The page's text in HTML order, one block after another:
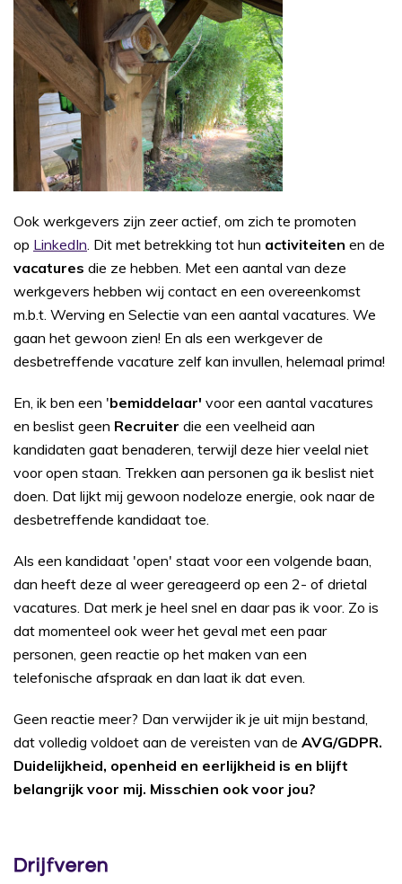
Ook werkgevers zijn zeer actief, om zich te promoten
op LinkedIn. Dit met betrekking tot hun activiteiten en de
vacatures die ze hebben. Met een aantal van deze
werkgevers hebben wij contact en een overeenkomst
m.b.t. Werving en Selectie van een aantal vacatures. We
gaan het gewoon zien! En als een werkgever de
desbetreffende vacature zelf kan invullen, helemaal prima!
En, ik ben een 'bemiddelaar' voor een aantal vacatures
en beslist geen Recruiter die een veelheid aan
kandidaten gaat benaderen, terwijl deze hier veelal niet
voor open staan. Trekken aan personen ga ik beslist niet
doen. Dat lijkt mij gewoon nodeloze energie, ook naar de
desbetreffende kandidaat toe.
Als een kandidaat 'open' staat voor een volgende baan,
dan heeft deze al weer gereageerd op een 2- of drietal
vacatures. Dat merk je heel snel en daar pas ik voor. Zo is
dat momenteel ook weer het geval met een paar
personen, geen reactie op het maken van een
telefonische afspraak en dan laat ik dat even.
Geen reactie meer? Dan verwijder ik je uit mijn bestand,
dat volledig voldoet aan de vereisten van de AVG/GDPR.
Duidelijkheid, openheid en eerlijkheid is en blijft
belangrijk voor mij. Misschien ook voor jou?
Drijfveren